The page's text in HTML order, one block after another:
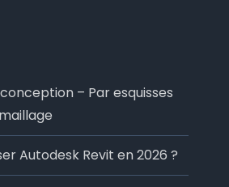
– Par esquisses
Autodesk Revit en 2026 ?